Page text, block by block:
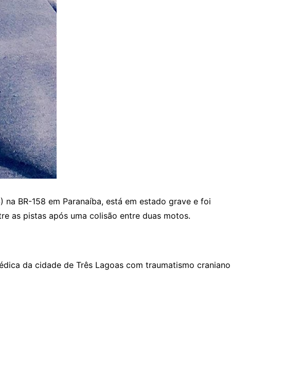
BR-158 em Paranaíba, está em estado grave e foi
as pistas após uma colisão entre duas motos.
da cidade de Três Lagoas com traumatismo craniano